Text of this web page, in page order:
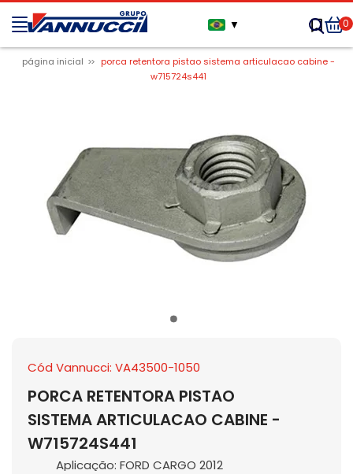
▼ 0
página inicial
porca retentora pistao sistema articulacao cabine -
w715724s441
Cód Vannucci: VA43500-1050
PORCA RETENTORA PISTAO
SISTEMA ARTICULACAO CABINE -
W715724S441
Aplicação: FORD CARGO 2012